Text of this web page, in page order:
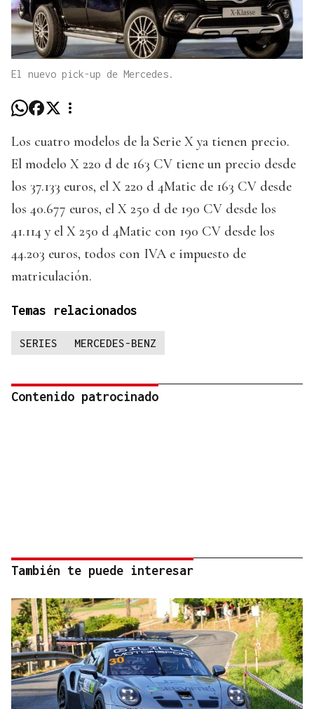
El nuevo pick-up de Mercedes.
Los cuatro modelos de la Serie X ya tienen precio.
El modelo X 220 d de 163 CV tiene un precio desde
los 37.133 euros, el X 220 d 4Matic de 163 CV desde
los 40.677 euros, el X 250 d de 190 CV desde los
41.114 y el X 250 d 4Matic con 190 CV desde los
44.203 euros, todos con IVA e impuesto de
matriculación.
Temas relacionados
SERIES MERCEDES-BENZ
Contenido patrocinado
También te puede interesar